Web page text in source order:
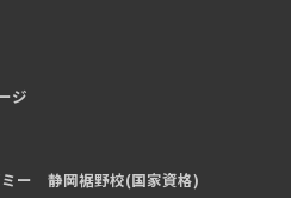
ジ
ミー 静岡裾野校(国家資格)